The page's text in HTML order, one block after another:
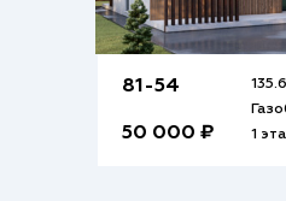
81-54
50 000 ₽
1